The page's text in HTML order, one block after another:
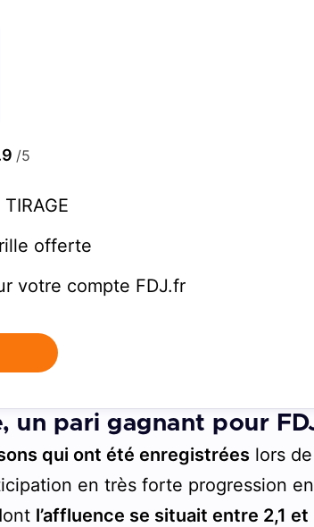
/5
offerte
votre compte FDJ.fr
un pari gagnant pour
qui ont été enregistrées lors
en très forte progression en
l’affluence se situait entre 2,1 et